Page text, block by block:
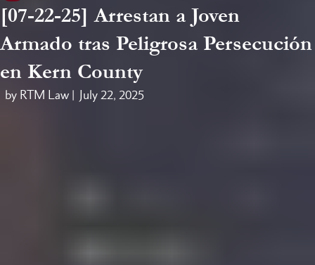
[07-22-25] Arrestan a Joven
Armado tras Peligrosa Persecución
en Kern County
by RTM Law | July 22, 2025